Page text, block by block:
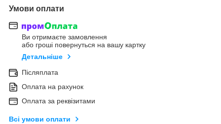
Умови оплати
Ви отримаєте замовлення
або гроші повернуться на вашу картку
Детальніше
Післяплата
Оплата на рахунок
Оплата за реквізитами
Всі умови оплати